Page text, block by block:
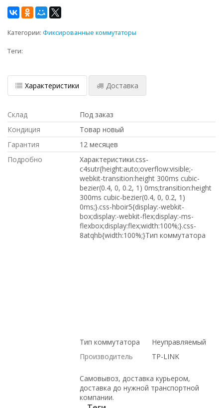
Категории: Фиксированные коммутаторы
Теги:
Характеристики Доставка
Склад
Под заказ
Кондиция
Товар новый
Гарантия
12 месяцев
Подробно
Характеристики.css-
c4sutr{height:auto;overflow:visible;-
webkit-transition:height 300ms cubic-
bezier(0.4, 0, 0.2, 1) 0ms;transition:height
300ms cubic-bezier(0.4, 0, 0.2, 1)
0ms;}.css-hboir5{display:-webkit-
box;display:-webkit-flex;display:-ms-
flexbox;display:flex;width:100%;}.css-
8atqhb{width:100%;}Тип коммутатора
Тип коммутатора
Неуправляемый
Производитель
TP-LINK
Самовывоз, доставка курьером,
доставка до нужной транспортной
компании.